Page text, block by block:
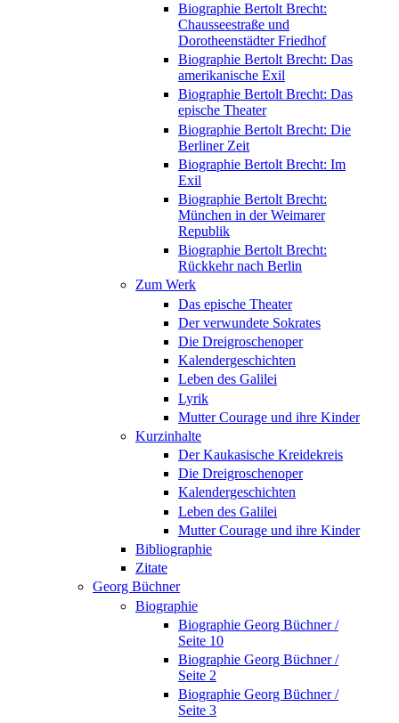
Biographie Bertolt Brecht:
Chausseestraße und
Dorotheenstädter Friedhof
Biographie Bertolt Brecht: Das
amerikanische Exil
Biographie Bertolt Brecht: Das
epische Theater
Biographie Bertolt Brecht: Die
Berliner Zeit
Biographie Bertolt Brecht: Im
Exil
Biographie Bertolt Brecht:
München in der Weimarer
Republik
Biographie Bertolt Brecht:
Rückkehr nach Berlin
Zum Werk
Das epische Theater
Der verwundete Sokrates
Die Dreigroschenoper
Kalendergeschichten
Leben des Galilei
Lyrik
Mutter Courage und ihre Kinder
Kurzinhalte
Der Kaukasische Kreidekreis
Die Dreigroschenoper
Kalendergeschichten
Leben des Galilei
Mutter Courage und ihre Kinder
Bibliographie
Zitate
Georg Büchner
Biographie
Biographie Georg Büchner /
Seite 10
Biographie Georg Büchner /
Seite 2
Biographie Georg Büchner /
Seite 3